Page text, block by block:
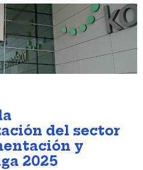
del sector
y
2025